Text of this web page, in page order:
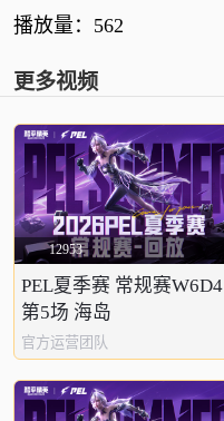
播放量： 562
更多视频
12953
PEL夏季赛 常规赛W6D4
第5场 海岛
官方运营团队